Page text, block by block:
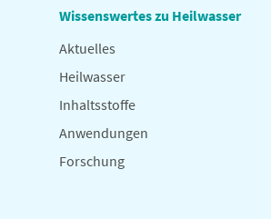
Wissenswertes zu Heilwasser
Aktuelles
Heilwasser
Inhaltsstoffe
Anwendungen
Forschung